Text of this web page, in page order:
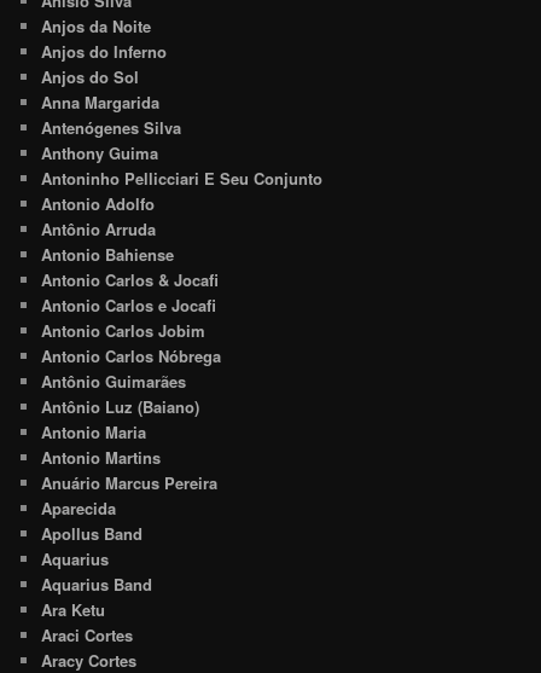
Anjos da Noite
Anjos do Inferno
Anjos do Sol
Anna Margarida
Antenógenes Silva
Anthony Guima
Antoninho Pellicciari E Seu Conjunto
Antonio Adolfo
Antônio Arruda
Antonio Bahiense
Antonio Carlos & Jocafi
Antonio Carlos e Jocafi
Antonio Carlos Jobim
Antonio Carlos Nóbrega
Antônio Guimarães
Antônio Luz (Baiano)
Antonio Maria
Antonio Martins
Anuário Marcus Pereira
Aparecida
Apollus Band
Aquarius
Aquarius Band
Ara Ketu
Araci Cortes
Aracy Cortes